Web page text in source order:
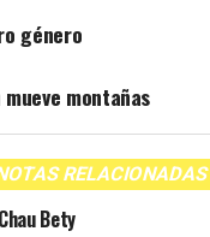
género
montañas
RELACIONADAS
Chau Bety